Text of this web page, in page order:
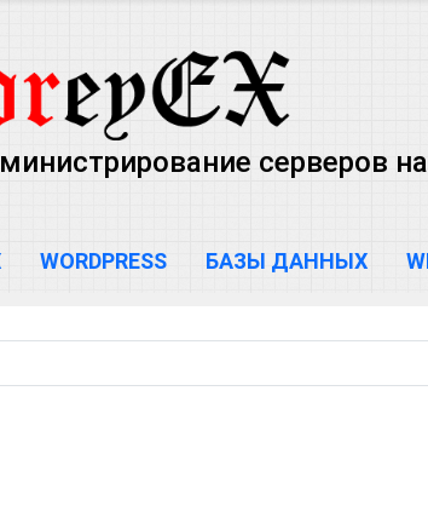
серверов
WORDPRESS БАЗЫ ДАННЫХ